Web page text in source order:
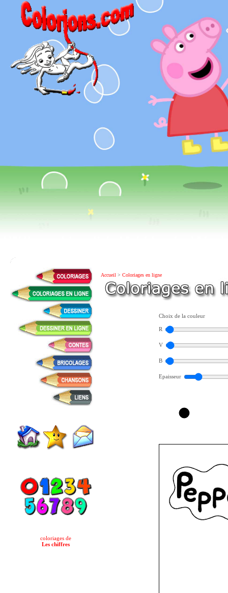
coloriages de
Les chiffres
Accueil > Coloriages en ligne
Choix de la couleur
R
V
B
Epaisseur